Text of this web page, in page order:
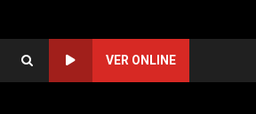
VER ONLINE